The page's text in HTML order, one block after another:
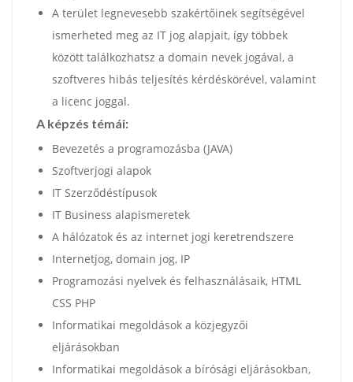
A terület legnevesebb szakértőinek segítségével
ismerheted meg az IT jog alapjait, így többek
között találkozhatsz a domain nevek jogával, a
szoftveres hibás teljesítés kérdéskörével, valamint
a licenc joggal.
A képzés témái:
Bevezetés a programozásba (JAVA)
Szoftverjogi alapok
IT Szerződéstípusok
IT Business alapismeretek
A hálózatok és az internet jogi keretrendszere
Internetjog, domain jog, IP
Programozási nyelvek és felhasználásaik, HTML
CSS PHP
Informatikai megoldások a közjegyzői
eljárásokban
Informatikai megoldások a bírósági eljárásokban,